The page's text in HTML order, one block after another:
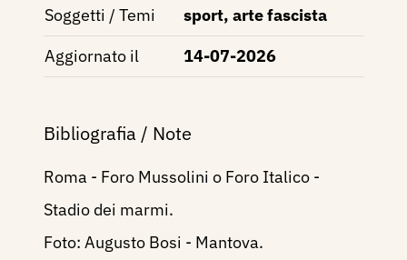
Soggetti / Temi
sport, arte fascista
Aggiornato il
14-07-2026
Bibliografia / Note
Roma - Foro Mussolini o Foro Italico -
Stadio dei marmi.
Foto: Augusto Bosi - Mantova.